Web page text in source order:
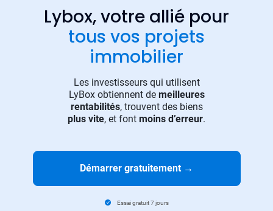
Lybox, votre allié pour
tous vos projets
immobilier
Les investisseurs qui utilisent
LyBox obtiennent de meilleures
rentabilités, trouvent des biens
plus vite, et font moins d’erreur.
Démarrer gratuitement →
Essai gratuit 7 jours